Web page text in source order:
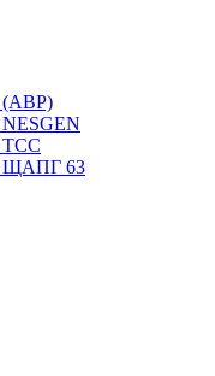
(АВР)
NESGEN
ТСС
ЩАПГ 63